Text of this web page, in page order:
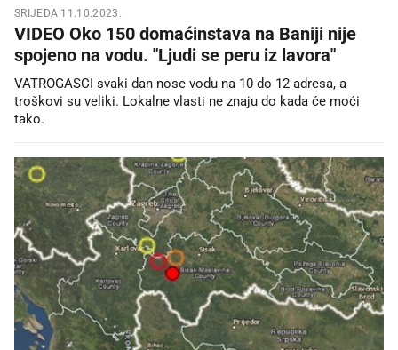
SRIJEDA 11.10.2023.
VIDEO Oko 150 domaćinstava na Baniji nije
spojeno na vodu. "Ljudi se peru iz lavora"
VATROGASCI svaki dan nose vodu na 10 do 12 adresa, a
troškovi su veliki. Lokalne vlasti ne znaju do kada će moći
tako.